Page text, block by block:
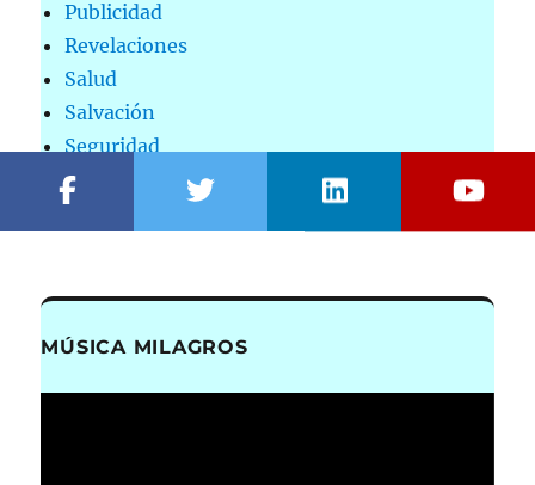
Publicidad
Revelaciones
Salud
Salvación
Seguridad
Tendencias
MÚSICA MILAGROS